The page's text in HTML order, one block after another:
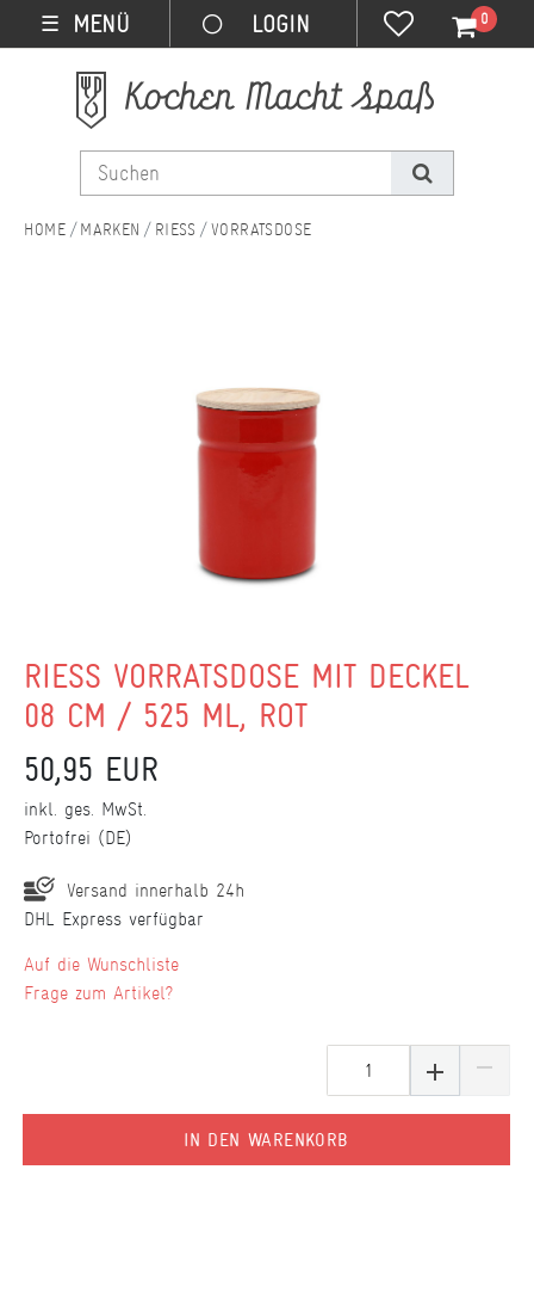
☰ MENÜ 0
MARKEN RIESS VORRATSDOSE
RIESS VORRATSDOSE MIT DECKEL
08 CM / 525 ML, ROT
50,95 EUR
inkl. ges. MwSt.
Portofrei (DE)
Versand innerhalb 24h
DHL Express verfügbar
IN DEN WARENKORB
Wunschliste
Frage zum Artikel?